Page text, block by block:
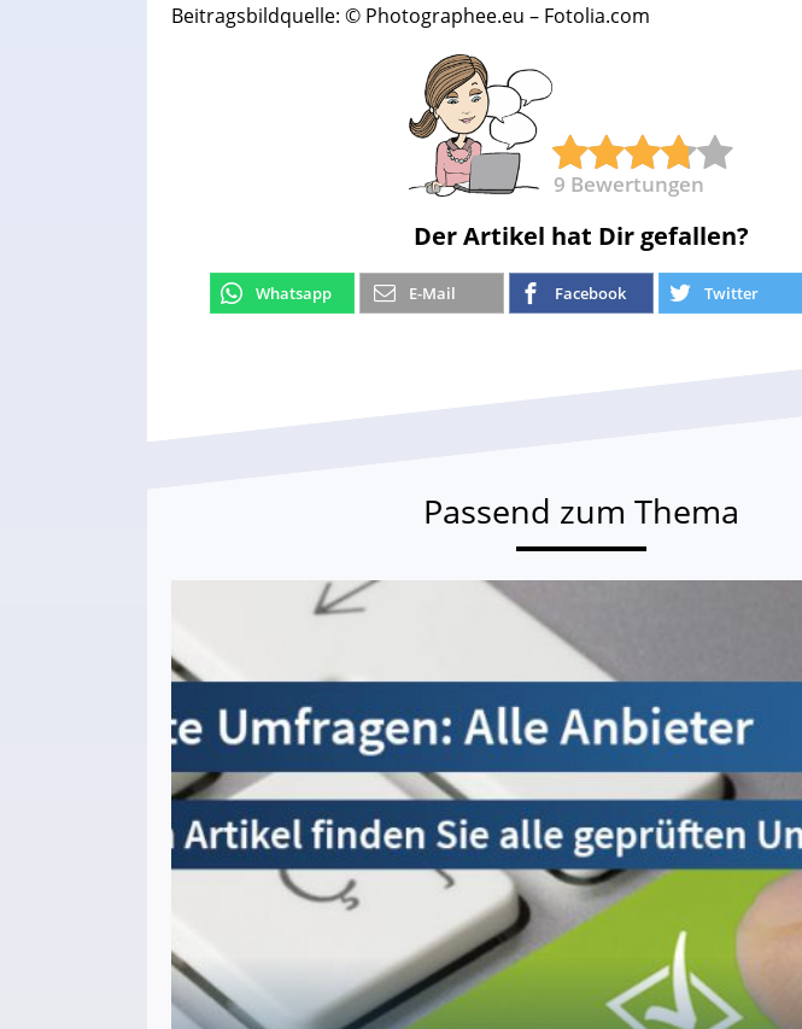
Beitragsbildquelle: © Photographee.eu – Fotolia.com
9 Bewertungen
Der Artikel hat Dir gefallen?
Whatsapp E-Mail Facebook Twitter
Passend zum Thema
Ihr Kind kam
Obdachloser